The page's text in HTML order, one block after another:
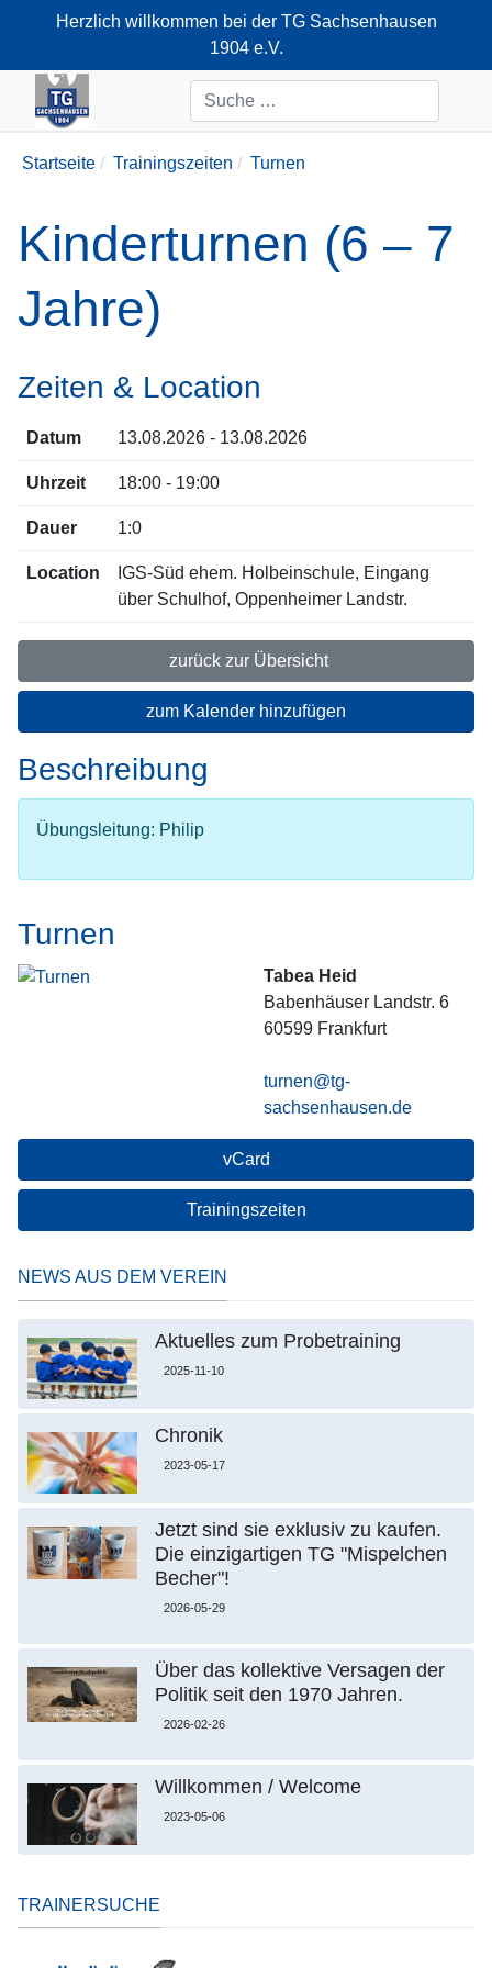
Herzlich willkommen bei der TG Sachsenhausen
1904 e.V.
+49-69-66374712
Suchen
Startseite Trainingszeiten Turnen
Kinderturnen (6 – 7
Jahre)
Zeiten & Location
Datum 13.08.2026 - 13.08.2026
Uhrzeit 18:00 - 19:00
Dauer 1:0
Location
IGS-Süd ehem. Holbeinschule, Eingang
über Schulhof, Oppenheimer Landstr.
zurück zur Übersicht
zum Kalender hinzufügen
Beschreibung
Übungsleitung: Philip
Turnen
Tabea Heid
Babenhäuser Landstr. 6
60599 Frankfurt
turnen@tg-
sachsenhausen.de
vCard
Trainingszeiten
NEWS AUS DEM VEREIN
Aktuelles zum Probetraining
2025-11-10
Chronik
2023-05-17
Jetzt sind sie exklusiv zu kaufen.
Die einzigartigen TG "Mispelchen
Becher"!
2026-05-29
Über das kollektive Versagen der
Politik seit den 1970 Jahren.
2026-02-26
Willkommen / Welcome
2023-05-06
TRAINERSUCHE